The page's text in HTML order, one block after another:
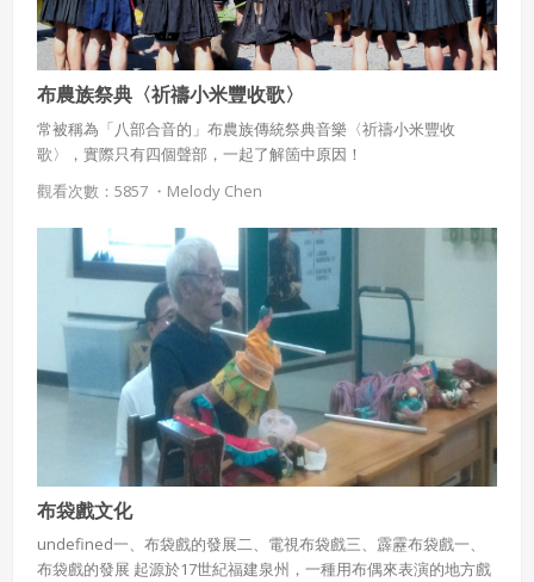
布農族祭典〈祈禱小米豐收歌〉
常被稱為「八部合音的」布農族傳統祭典音樂〈祈禱小米豐收
歌〉，實際只有四個聲部，一起了解箇中原因！
觀看次數：5857 ・ Melody Chen
布袋戲文化
undefined一、布袋戲的發展二、電視布袋戲三、霹靂布袋戲一、
布袋戲的發展 起源於17世紀福建泉州，一種用布偶來表演的地方戲